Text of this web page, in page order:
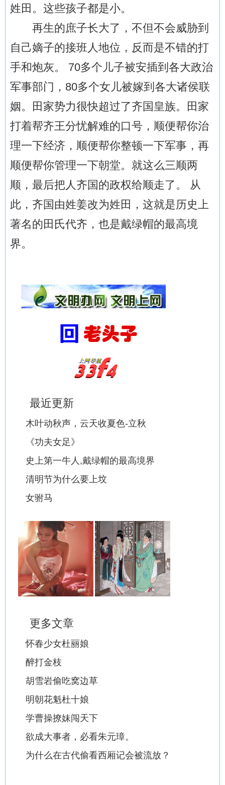
姓田。这些孩子都是小。
再生的庶子长大了，不但不会威胁到
自己嫡子的接班人地位，反而是不错的打
手和炮灰。 70多个儿子被安插到各大政治
军事部门，80多个女儿被嫁到各大诸侯联
姻。田家势力很快超过了齐国皇族。田家
打着帮齐王分忧解难的口号，顺便帮你治
理一下经济，顺便帮你整顿一下军事，再
顺便帮你管理一下朝堂。就这么三顺两
顺，最后把人齐国的政权给顺走了。 从
此，齐国由姓姜改为姓田，这就是历史上
著名的田氏代齐，也是戴绿帽的最高境
界。